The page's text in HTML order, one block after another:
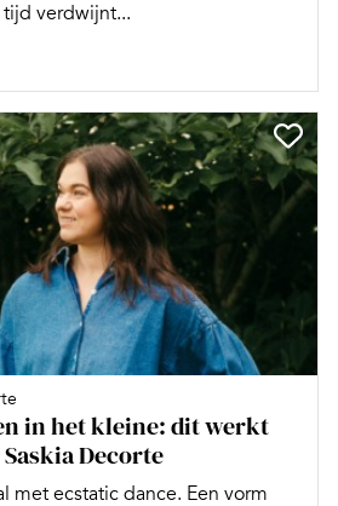
tijd verdwijnt...
in het kleine: dit werkt
Decorte
met ecstatic dance. Een vorm